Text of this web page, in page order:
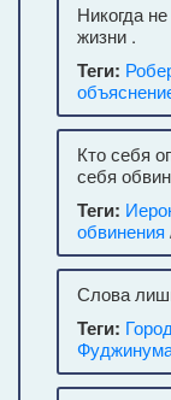
Никогда
жизни .
Теги:
Кто себя
себя
Теги:
обвинения
Слова
Теги: